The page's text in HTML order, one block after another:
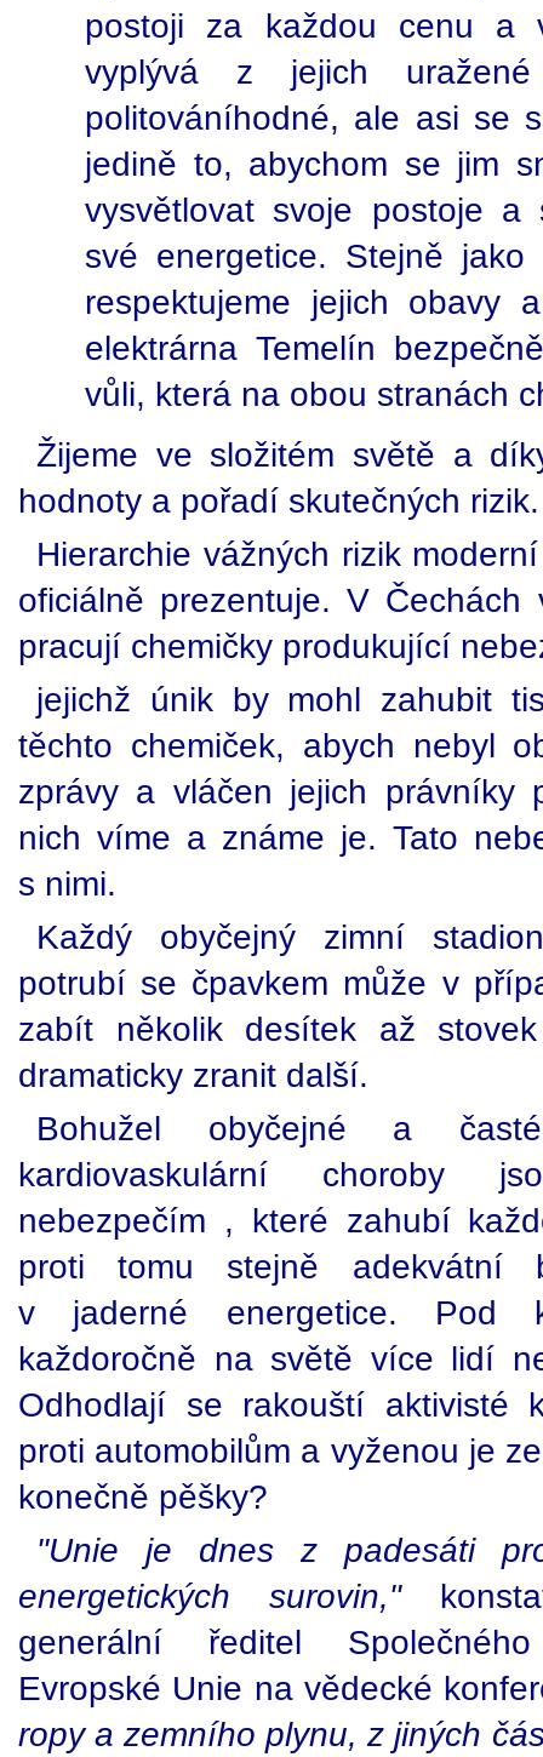
postoji za každou cenu a
vyplývá z jejich
politováníhodné, ale asi se
jedině to, abychom se jim
vysvětlovat svoje postoje
své energetice. Stejně
respektujeme jejich
elektrárna Temelín
vůli, která na obou stranách
Žijeme ve složitém světě a
hodnoty a pořadí skutečných rizik.
Hierarchie vážných rizik
oficiálně prezentuje. V
pracují chemičky produkující
jejichž únik by mohl zahubit
těchto chemiček, abych nebyl
zprávy a vláčen jejich právníky
nich víme a známe je. Tato
s nimi.
Každý obyčejný zimní
potrubí se čpavkem může v
zabít několik desítek až
dramaticky zranit další.
Bohužel obyčejné a
kardiovaskulární choroby
nebezpečím , které zahubí
proti tomu stejně adekvátní
v jaderné energetice. Pod
každoročně na světě více lidí
Odhodlají se rakouští aktivisté
proti automobilům a vyženou je
konečně pěšky?
"Unie je dnes z padesáti
energetických surovin,"
generální ředitel
Evropské Unie na vědecké
ropy a zemního plynu, z jiných